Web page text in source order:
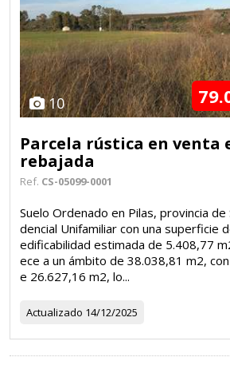
10
Parcela rústica en venta
rebajada
Ref. CS-05099-0001
Suelo Ordenado en Pilas, provincia de
dencial Unifamiliar con una superficie
edificabilidad estimada de 5.408,77
ece a un ámbito de 38.038,81 m2,
e 26.627,16 m2, lo...
Actualizado 14/12/2025